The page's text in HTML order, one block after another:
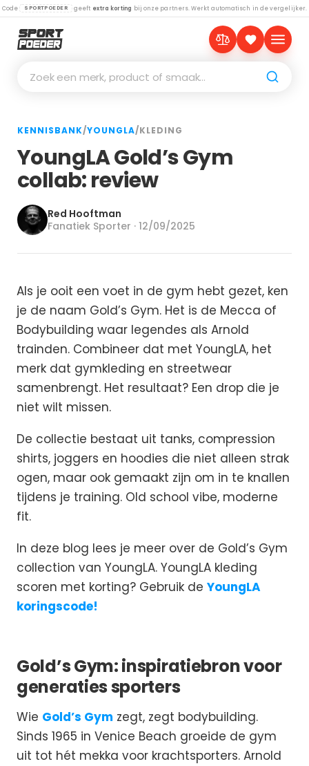
Code SPORTPOEDER geeft extra korting bij onze partners. Werkt automatisch in de vergelijker.
Zoek een merk, product of smaak…
KENNISBANK/YOUNGLA/KLEDING
YoungLA Gold’s Gym
collab: review
Red Hooftman
Fanatiek Sporter · 12/09/2025
Als je ooit een voet in de gym hebt gezet, ken
je de naam Gold’s Gym. Het is de Mecca of
Bodybuilding waar legendes als Arnold
trainden. Combineer dat met YoungLA, het
merk dat gymkleding en streetwear
samenbrengt. Het resultaat? Een drop die je
niet wilt missen.
De collectie bestaat uit tanks, compression
shirts, joggers en hoodies die niet alleen strak
ogen, maar ook gemaakt zijn om in te knallen
tijdens je training. Old school vibe, moderne
fit.
In deze blog lees je meer over de Gold’s Gym
collection van YoungLA. YoungLA kleding
scoren met korting? Gebruik de YoungLA
koringscode!
Gold’s Gym: inspiratiebron voor
generaties sporters
Wie Gold’s Gym zegt, zegt bodybuilding.
Sinds 1965 in Venice Beach groeide de gym
uit tot hét mekka voor krachtsporters. Arnold